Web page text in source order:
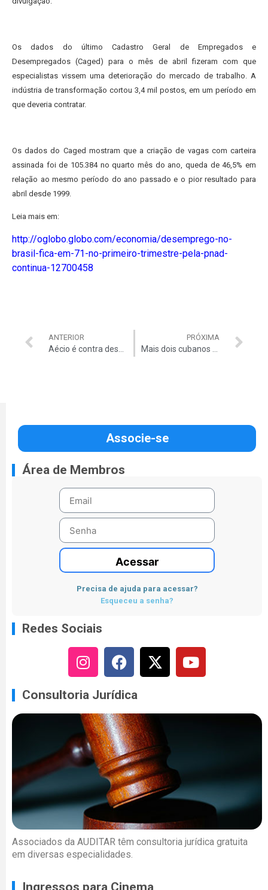
Os dados do último Cadastro Geral de Empregados e
Desempregados (Caged) para o mês de abril fizeram com que
especialistas vissem uma deterioração do mercado de trabalho. A
indústria de transformação cortou 3,4 mil postos, em um período em
que deveria contratar.
Os dados do Caged mostram que a criação de vagas com carteira
assinada foi de 105.384 no quarto mês do ano, queda de 46,5% em
relação ao mesmo período do ano passado e o pior resultado para
abril desde 1999.
Leia mais em:
http://oglobo.globo.com/economia/desemprego-no-
brasil-fica-em-71-no-primeiro-trimestre-pela-pnad-
continua-12700458
ANTERIOR PRÓXIMA
Associe-se
Área de Membros
Acessar
Precisa de ajuda para acessar?
Esqueceu a senha?
Redes Sociais
Consultoria Jurídica
Associados da AUDITAR têm consultoria jurídica gratuita
em diversas especialidades.